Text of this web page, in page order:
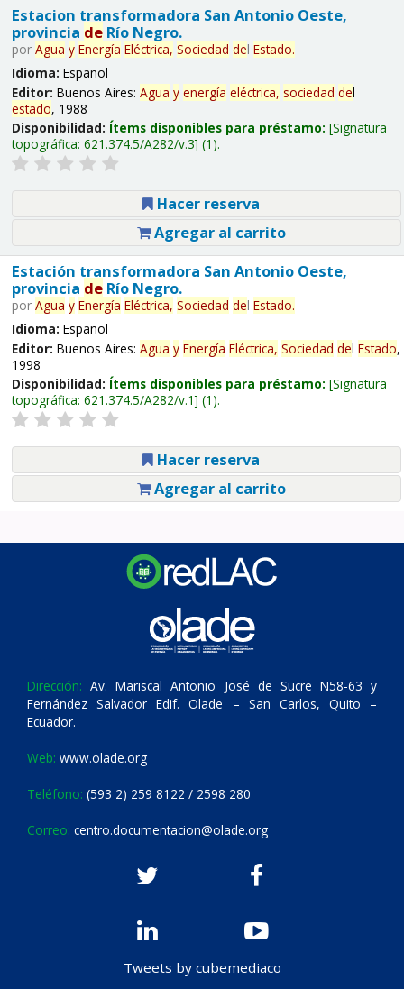
Estacion transformadora San Antonio Oeste,
provincia deRío Negro.
por Agua y Energía Eléctrica, Sociedad del Estado.
Idioma: Español
Editor: Buenos Aires: Agua y energía eléctrica, sociedad del
estado, 1988
Disponibilidad: Ítems disponibles para préstamo: Signatura
topográfica: 621.374.5/A282/v.3 (1).
Hacer reserva
Agregar al carrito
Estación transformadora San Antonio Oeste,
provincia deRío Negro.
por Agua y Energía Eléctrica, Sociedad del Estado.
Idioma: Español
Editor: Buenos Aires: Agua y Energía Eléctrica, Sociedad del Estado,
1998
Disponibilidad: Ítems disponibles para préstamo: Signatura
topográfica: 621.374.5/A282/v.1 (1).
Hacer reserva
Agregar al carrito
Dirección: Av. Mariscal Antonio José de Sucre N58-63 y
Fernández Salvador Edif. Olade – San Carlos, Quito –
Ecuador.
Web: www.olade.org
Teléfono: (593 2) 259 8122 / 2598 280
Correo: centro.documentacion@olade.org
Tweets by cubemediaco